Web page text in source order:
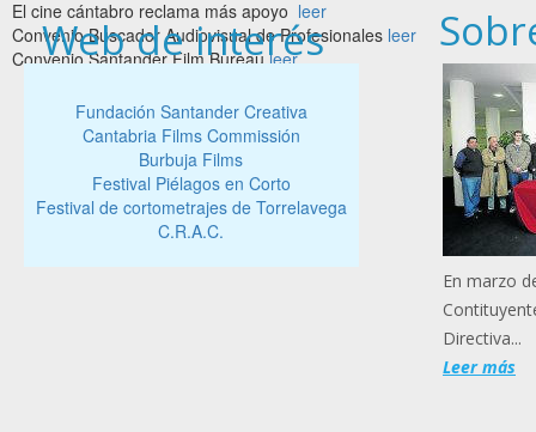
El cine cántabro reclama más apoyo leer
Convenio Buscador Audiovisual de Profesionales leer
Convenio Santander Film Bureau leer
Fundación Santander Creativa
Cantabria Films Commissión
Burbuja Films
Festival Piélagos en Corto
Festival de cortometrajes de Torrelavega
C.R.A.C.
Web de interés
En marzo
Directiva...
Leer más